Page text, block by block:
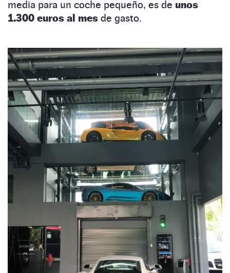
media para un coche pequeño, es de unos
1.300 euros al mes de gasto.